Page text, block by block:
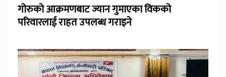
गोरुको आक्रमणबाट ज्यान गुमाएका विकको
परिवारलाई राहत उपलब्ध गराइने